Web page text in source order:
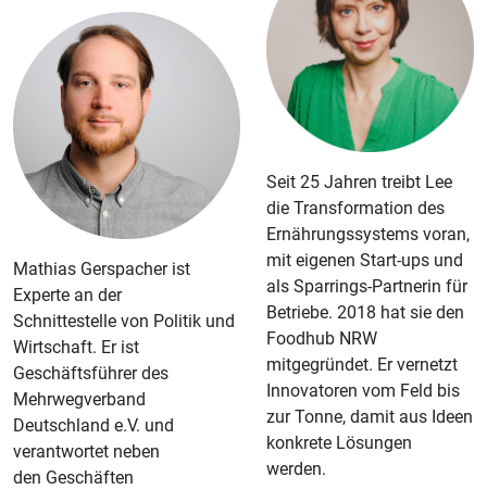
Mathias Gerspacher ist
Experte an der
Schnittestelle von Politik und
Wirtschaft. Er ist
Geschäftsführer des
Mehrwegverband
Deutschland e.V. und
verantwortet neben
den Geschäften
Seit 25 Jahren treibt Lee
die Transformation des
Ernährungssystems voran,
mit eigenen Start-ups und
als Sparrings-Partnerin für
Betriebe. 2018 hat sie den
Foodhub NRW
mitgegründet. Er vernetzt
Innovatoren vom Feld bis
zur Tonne, damit aus Ideen
konkrete Lösungen
werden.